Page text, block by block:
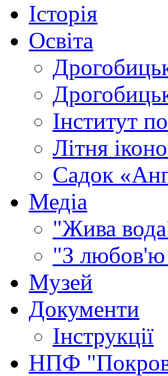
Історія
Освіта
Інститут
Літня
Садок
Медіа
"Жива
"З любов'ю
Музей
Документи
Інструкції
НПФ